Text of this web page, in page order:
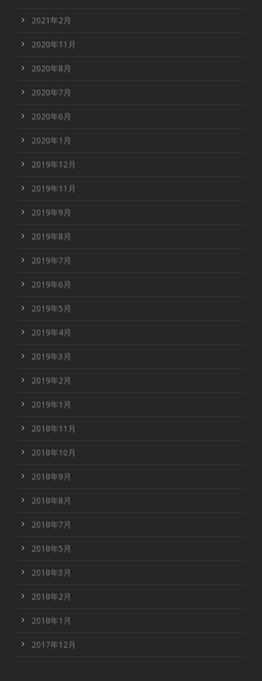
2021年2月
2020年11月
2020年8月
2020年7月
2020年6月
2020年1月
2019年12月
2019年11月
2019年9月
2019年8月
2019年7月
2019年6月
2019年5月
2019年4月
2019年3月
2019年2月
2019年1月
2018年11月
2018年10月
2018年9月
2018年8月
2018年7月
2018年5月
2018年3月
2018年2月
2018年1月
2017年12月